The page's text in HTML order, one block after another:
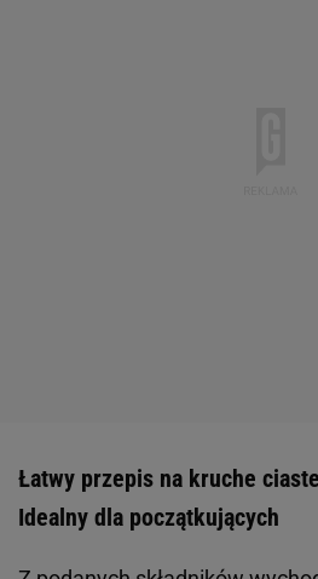
Łatwy przepis na kruche
Idealny dla początkujących